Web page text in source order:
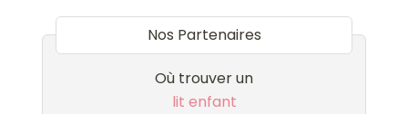
Nos Partenaires
Où trouver un
lit enfant